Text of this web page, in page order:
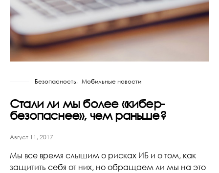
Безопасность Мобильные новости
Стали ли мы более «кибер-
безопаснее», чем раньше?
Август 11, 2017
Мы все время слышим о рисках ИБ и о том, как
защитить себя от них, но обращаем ли мы на это